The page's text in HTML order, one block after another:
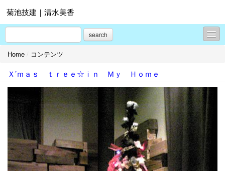
菊池技建｜清水美香
search
コンテンツ
プロフィール
Home / コンテンツ
Ｘ’ｍａｓ ｔｒｅｅ☆ｉｎ Ｍｙ Ｈｏｍｅ